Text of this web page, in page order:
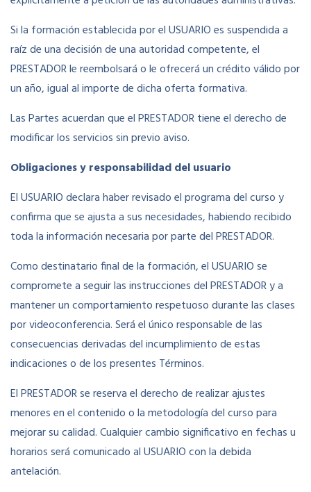
Si la formación establecida por el USUARIO es suspendida a
raíz de una decisión de una autoridad competente, el
PRESTADOR le reembolsará o le ofrecerá un crédito válido por
un año, igual al importe de dicha oferta formativa.
Las Partes acuerdan que el PRESTADOR tiene el derecho de
modificar los servicios sin previo aviso.
Obligaciones y responsabilidad del usuario
El USUARIO declara haber revisado el programa del curso y
confirma que se ajusta a sus necesidades, habiendo recibido
toda la información necesaria por parte del PRESTADOR.
Como destinatario final de la formación, el USUARIO se
compromete a seguir las instrucciones del PRESTADOR y a
mantener un comportamiento respetuoso durante las clases
por videoconferencia. Será el único responsable de las
consecuencias derivadas del incumplimiento de estas
indicaciones o de los presentes Términos.
El PRESTADOR se reserva el derecho de realizar ajustes
menores en el contenido o la metodología del curso para
mejorar su calidad. Cualquier cambio significativo en fechas u
horarios será comunicado al USUARIO con la debida
antelación.